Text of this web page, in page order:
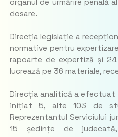
organul de urmărire penală
dosare.
Direcția legislație a
normative pentru
rapoarte de expertiză și
lucrează pe 36 materiale,
Direcția analitică a efectuat
inițiat 5, alte 103 de
Reprezentantul Serviciului
15 ședințe de